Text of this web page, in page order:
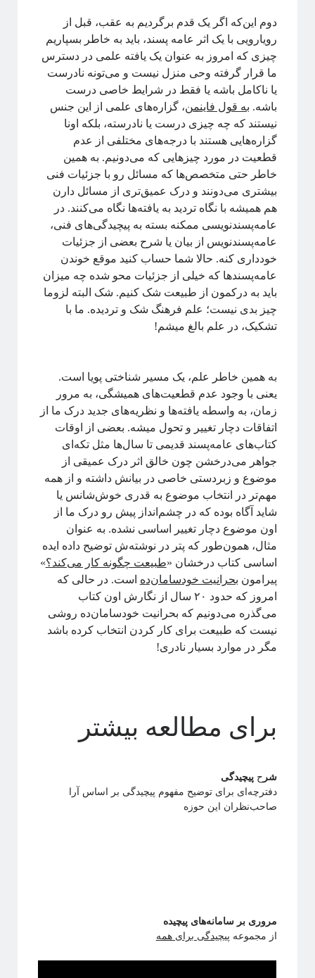
دوم این‌که اگر یک قدم برگردیم به عقب، قبل از
رویارویی با یک اثر عامه پسند، باید به خاطر بسپاریم
چیزی که امروز به عنوان یک یافته علمی در دسترس
ما قرار گرفته وحی منزل نیست و می‌تونه نادرست
یا ناکامل باشه یا فقط در شرایط خاصی درست
باشه. به قول فاینمن، گزاره‌های علمی از این جنس
نیستند که چه چیزی درست یا نادرسته، بلکه اونا
گزاره‌هایی هستند با درجه‌های مختلفی از عدم
قطعیت در مورد چیزهایی که می‌دونیم. به همین
خاطر حتی متخصص‌ها که مسائل رو با جزئیات فنی
بیشتری می‌دونند و درک عمیق‌تری از مسائل دارن
هم همیشه با نگاه تردید به یافته‌ها نگاه می‌کنند. در
عامه‌پسندنویسی ممکنه بسته به پیچیدگی‌های فنی،
عامه‌پسند‌نویس از بیان یا شرح بعضی از جزئیات
خودداری کنه. حالا شما حساب کنید موقع خوندن
عامه‌پسندها که خیلی از جزئیات محو شده چه میزان
باید به درکمون از طبیعت شک کنیم. شک البته لزوما
چیز بدی نیست؛ علم فرهنگ شک و تردیده. ما با
تشکیک، در علم بالغ میشم!
به همین خاطر علم، یک مسیر شناختی پویا است.
یعنی با وجود عدم قطعیت‌های همیشگی‌‌، به مرور
زمان، به واسطه یافته‌ها و نظریه‌های جدید درک ما از
اتفاقات دچار تغییر و تحول میشه. بعضی از اوقات
کتاب‌‌های عامه‌پسند قدیمی تا سال‌ها مثل تکه‌ای
جواهر می‌درخشن چون خالق اثر درک عمیقی از
موضوع و زبردستی خاصی در بیانش داشته و از همه
مهم‌تر در انتخاب موضوع به قدری خوش‌شانس یا
شاید آگاه بوده که در چشم‌انداز پیش رو درک ما از
اون موضوع دچار تغییر اساسی نشده. به عنوان
مثال، همون‌طور که پتر در نوشته‌ش توضیح داده ایده
اساسی کتاب درخشان «طبیعت چگونه کار می‌کند؟»
پیرامون بحرانیت خودسامان‌ده است. در حالی که
امروز که حدود ۲۰ سال از نگارش اون کتاب
می‌گذره می‌دونیم که بحرانیت خودسامان‌ده روشی
نیست که طبیعت برای کار کردن انتخاب کرده باشد
مگر در موارد بسیار نادری!
برای مطالعه بیشتر
شر حپیچیدگی
دفترچه‌ای برای توضیح مفهوم پیچیدگی بر اساس آرا
صاحب‌نظران این حوزه
مروری بر سامانه‌های پیچیده
از مجموعه پیچیدگی برای همه